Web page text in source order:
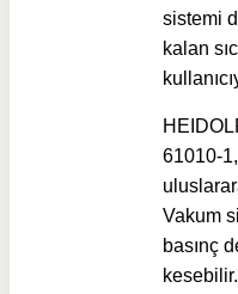
sistemi
kalan
61010-
Vakum
basınç